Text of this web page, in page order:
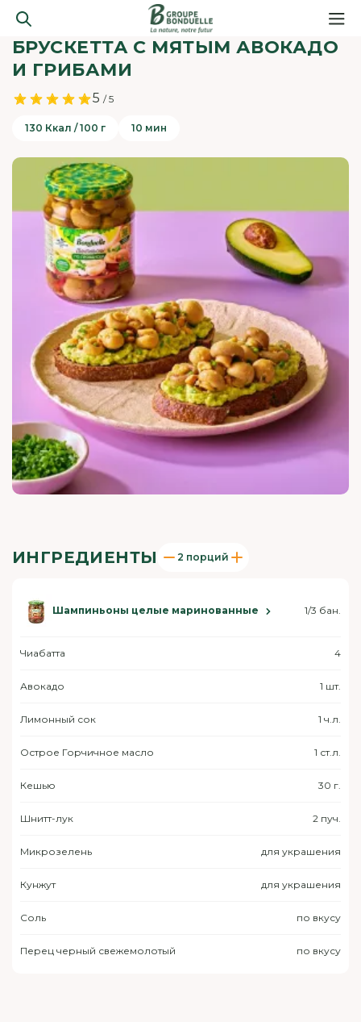
БРУСКЕТТА С МЯТЫМ АВОКАДО
И ГРИБАМИ
5 / 5
130 Ккал / 100 г 10 мин
ИНГРЕДИЕНТЫ 2 порций
Шампиньоны целые маринованные 1/3 бан.
Чиабатта 4
Авокадо 1 шт.
Лимонный сок 1 ч.л.
Острое Горчичное масло 1 ст.л.
Кешью 30 г.
Шнитт-лук 2 пуч.
Микрозелень для украшения
Кунжут для украшения
Соль по вкусу
Перец черный свежемолотый по вкусу